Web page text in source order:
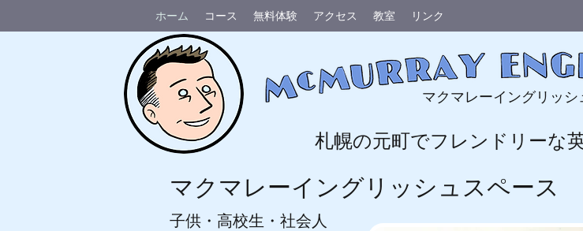
ホーム コース 無料体験 アクセス 教室 リンク
マクマレーイングリッシ
札幌の元町でフレンドリーな
マクマレーイングリッシュスペース
子供・高校生・社会人